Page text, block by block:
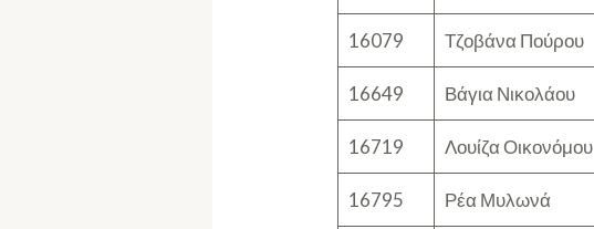
16079 Τζοβάνα Πούρου
16649 Βάγια Νικολάου
16719 Λουίζα Οικονόμου
16795 Ρέα Μυλωνά